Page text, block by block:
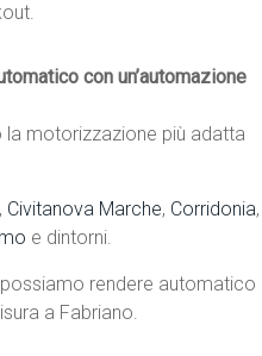
con un’automazione
motorizzazione più adatta
, Civitanova Marche, Corridonia,
e dintorni.
rendere automatico
a Fabriano.